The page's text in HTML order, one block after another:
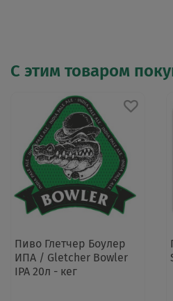
С этим товаром
Пиво Глетчер Боулер
ИПА / Gletcher Bowler
IPA 20л - кег